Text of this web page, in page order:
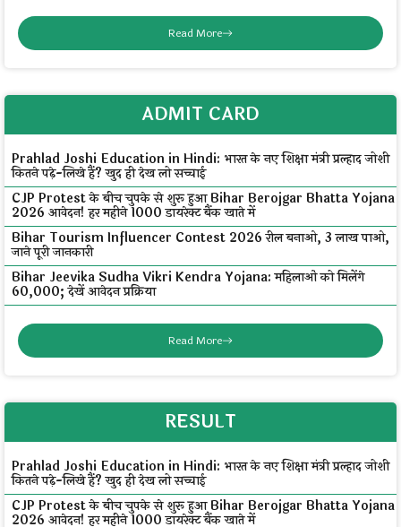
Read More
ADMIT CARD
Prahlad Joshi Education in Hindi: भारत के नए शिक्षा मंत्री प्रल्हाद जोशी
कितने पढ़े-लिखे हैं? खुद ही देख लो सच्चाई
CJP Protest के बीच चुपके से शुरू हुआ Bihar Berojgar Bhatta Yojana
2026 आवेदन! हर महीने ₹1000 डायरेक्ट बैंक खाते में
Bihar Tourism Influencer Contest 2026 रील बनाओ, ₹3 लाख पाओ,
जाने पूरी जानकारी
Bihar Jeevika Sudha Vikri Kendra Yojana: महिलाओं को मिलेंगे
₹60,000; देखें आवेदन प्रक्रिया
Read More
RESULT
Prahlad Joshi Education in Hindi: भारत के नए शिक्षा मंत्री प्रल्हाद जोशी
कितने पढ़े-लिखे हैं? खुद ही देख लो सच्चाई
CJP Protest के बीच चुपके से शुरू हुआ Bihar Berojgar Bhatta Yojana
2026 आवेदन! हर महीने ₹1000 डायरेक्ट बैंक खाते में